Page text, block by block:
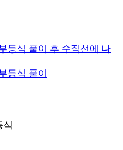
등식 풀이 후 수직선에 나
등식 풀이